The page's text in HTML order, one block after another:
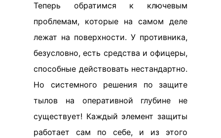
Теперь обратимся к ключевым
проблемам, которые на самом деле
лежат на поверхности. У противника,
безусловно, есть средства и офицеры,
способные действовать нестандартно.
Но системного решения по защите
тылов на оперативной глубине не
существует! Каждый элемент защиты
работает сам по себе, и из этого